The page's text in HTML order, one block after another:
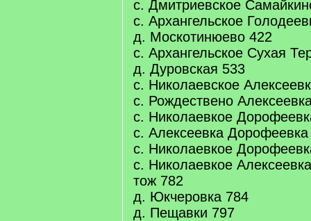
с. Дмитриевское
с. Архангельское
д. Москотинюево 422
с. Архангельское Сухая
д. Дуровская 533
с. Николаевское
с. Рождествено
с. Николаевкое
с. Алексеевка
с. Николаевкое
с. Николаевкое
тож 782
д. Юкчеровка 784
д. Пещавки 797